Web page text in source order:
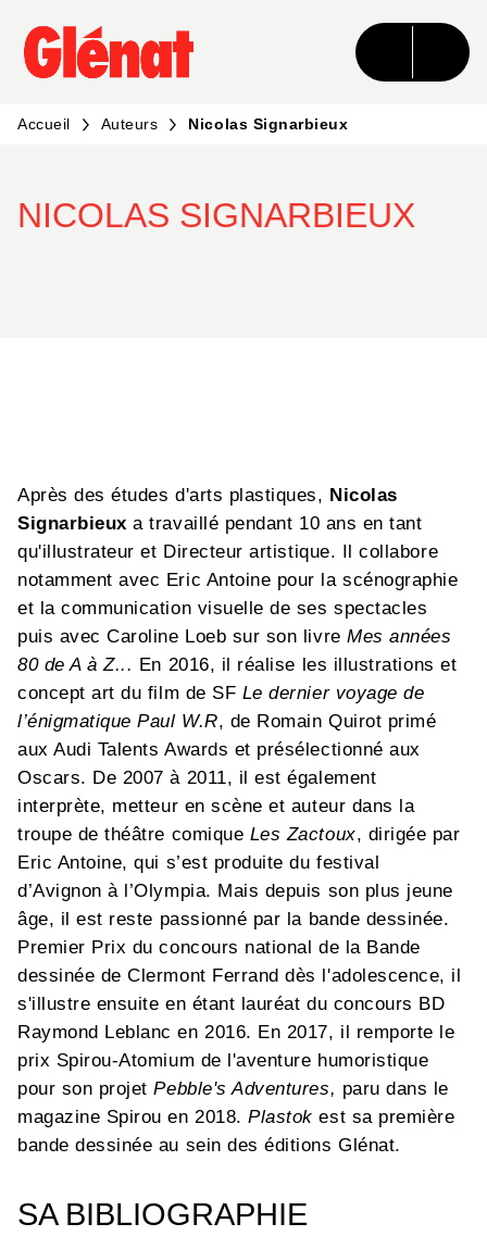
MENU RECHERCHE CONTENU
PIED DE PAGE
Accueil Auteurs Nicolas Signarbieux
NICOLAS SIGNARBIEUX
Après des études d'arts plastiques, Nicolas
Signarbieux a travaillé pendant 10 ans en tant
qu'illustrateur et Directeur artistique. Il collabore
notamment avec Eric Antoine pour la scénographie
et la communication visuelle de ses spectacles
puis avec Caroline Loeb sur son livreMes années
80 de A à Z... En 2016, il réalise les illustrations et
concept art du film de SF Le dernier voyage de
l’énigmatique Paul W.R, de Romain Quirot primé
aux Audi Talents Awards et présélectionné aux
Oscars. De 2007 à 2011, il est également
interprète, metteur en scène et auteur dans la
troupe de théâtre comique Les Zactoux, dirigée par
Eric Antoine, qui s’est produite du festival
d’Avignon à l’Olympia. Mais depuis son plus jeune
âge, il est reste passionné par la bande dessinée.
Premier Prix du concours national de la Bande
dessinée de Clermont Ferrand dès l'adolescence, il
s'illustre ensuite en étant lauréat du concours BD
Raymond Leblanc en 2016. En 2017, il remporte le
prix Spirou-Atomium de l'aventure humoristique
pour son projetPebble's Adventures, paru dans le
magazine Spirou en 2018.Plastok est sa première
bande dessinée au sein des éditions Glénat.
SA BIBLIOGRAPHIE